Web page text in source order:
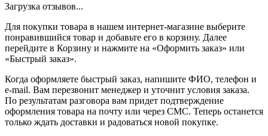
Загрузка отзывов...
Для покупки товара в нашем интернет-магазине выберите
понравившийся товар и добавьте его в корзину. Далее
перейдите в Корзину и нажмите на «Оформить заказ» или
«Быстрый заказ».
Когда оформляете быстрый заказ, напишите ФИО, телефон и
e-mail. Вам перезвонит менеджер и уточнит условия заказа.
По результатам разговора вам придет подтверждение
оформления товара на почту или через СМС. Теперь останется
только ждать доставки и радоваться новой покупке.